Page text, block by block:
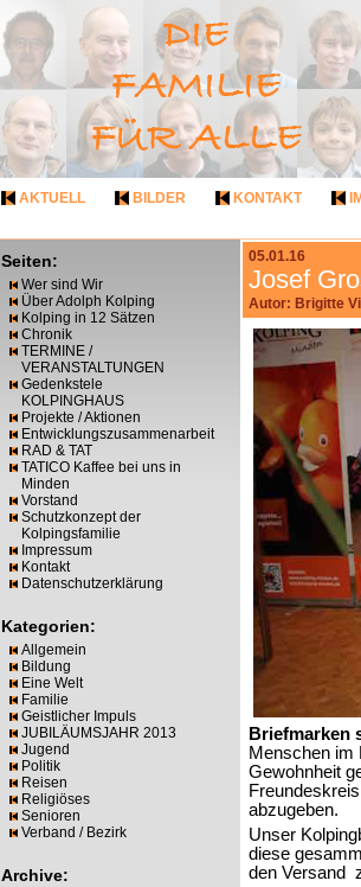
AKTUELL BILDER KONTAKT
Seiten:
Wer sind Wir
Über Adolph Kolping
Kolping in 12 Sätzen
Chronik
TERMINE /
VERANSTALTUNGEN
Gedenkstele
KOLPINGHAUS
Projekte / Aktionen
Entwicklungszusammenarbeit
RAD & TAT
TATICO Kaffee bei uns in
Minden
Vorstand
Schutzkonzept der
Kolpingsfamilie
Impressum
Kontakt
Datenschutzerklärung
Kategorien:
Allgemein
Bildung
Eine Welt
Familie
Geistlicher Impuls
JUBILÄUMSJAHR 2013
Jugend
Politik
Reisen
Religiöses
Senioren
Verband / Bezirk
Archive:
05.01.16
Josef
Autor: Brigitte
Briefmarken
Menschen im
Gewohnheit
abzugeben.
Unser
diese
den Versand